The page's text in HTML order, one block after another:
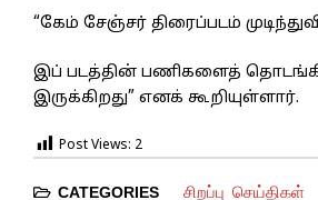
“கேம் சேஞ்சர் திரைப்படம்
இப் படத்தின் பணிகளைத்
இருக்கிறது” எனக் கூறியுள்ளார்.
Post Views: 2
CATEGORIES சிறப்பு செய்திகள்